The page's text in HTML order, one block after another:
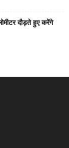
दौड़ते हुए करेंगे